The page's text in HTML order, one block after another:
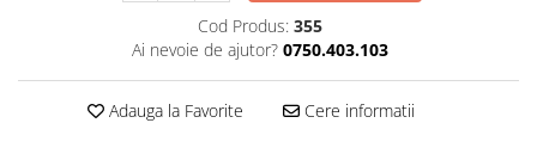
Lănțișoare cu Pietre Naturale
Lănțișoare Argint Diverse
COLIERE CU PERLE
Coliere cu Perle Naturale
Cod Produs: 355
Ai nevoie de ajutor? 0750.403.103
Adauga la Favorite Cere informatii